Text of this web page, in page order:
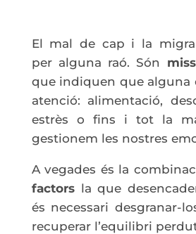
El mal de cap i la
per alguna raó. Són
que indiquen que alguna
atenció: alimentació,
estrès o fins i tot la
gestionem les nostres
A vegades és la
factorsla que
és necessari desgranar-
recuperar l’equilibri